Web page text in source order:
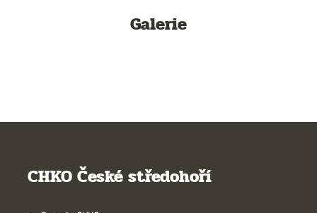
Galerie
CHKO České středohoří